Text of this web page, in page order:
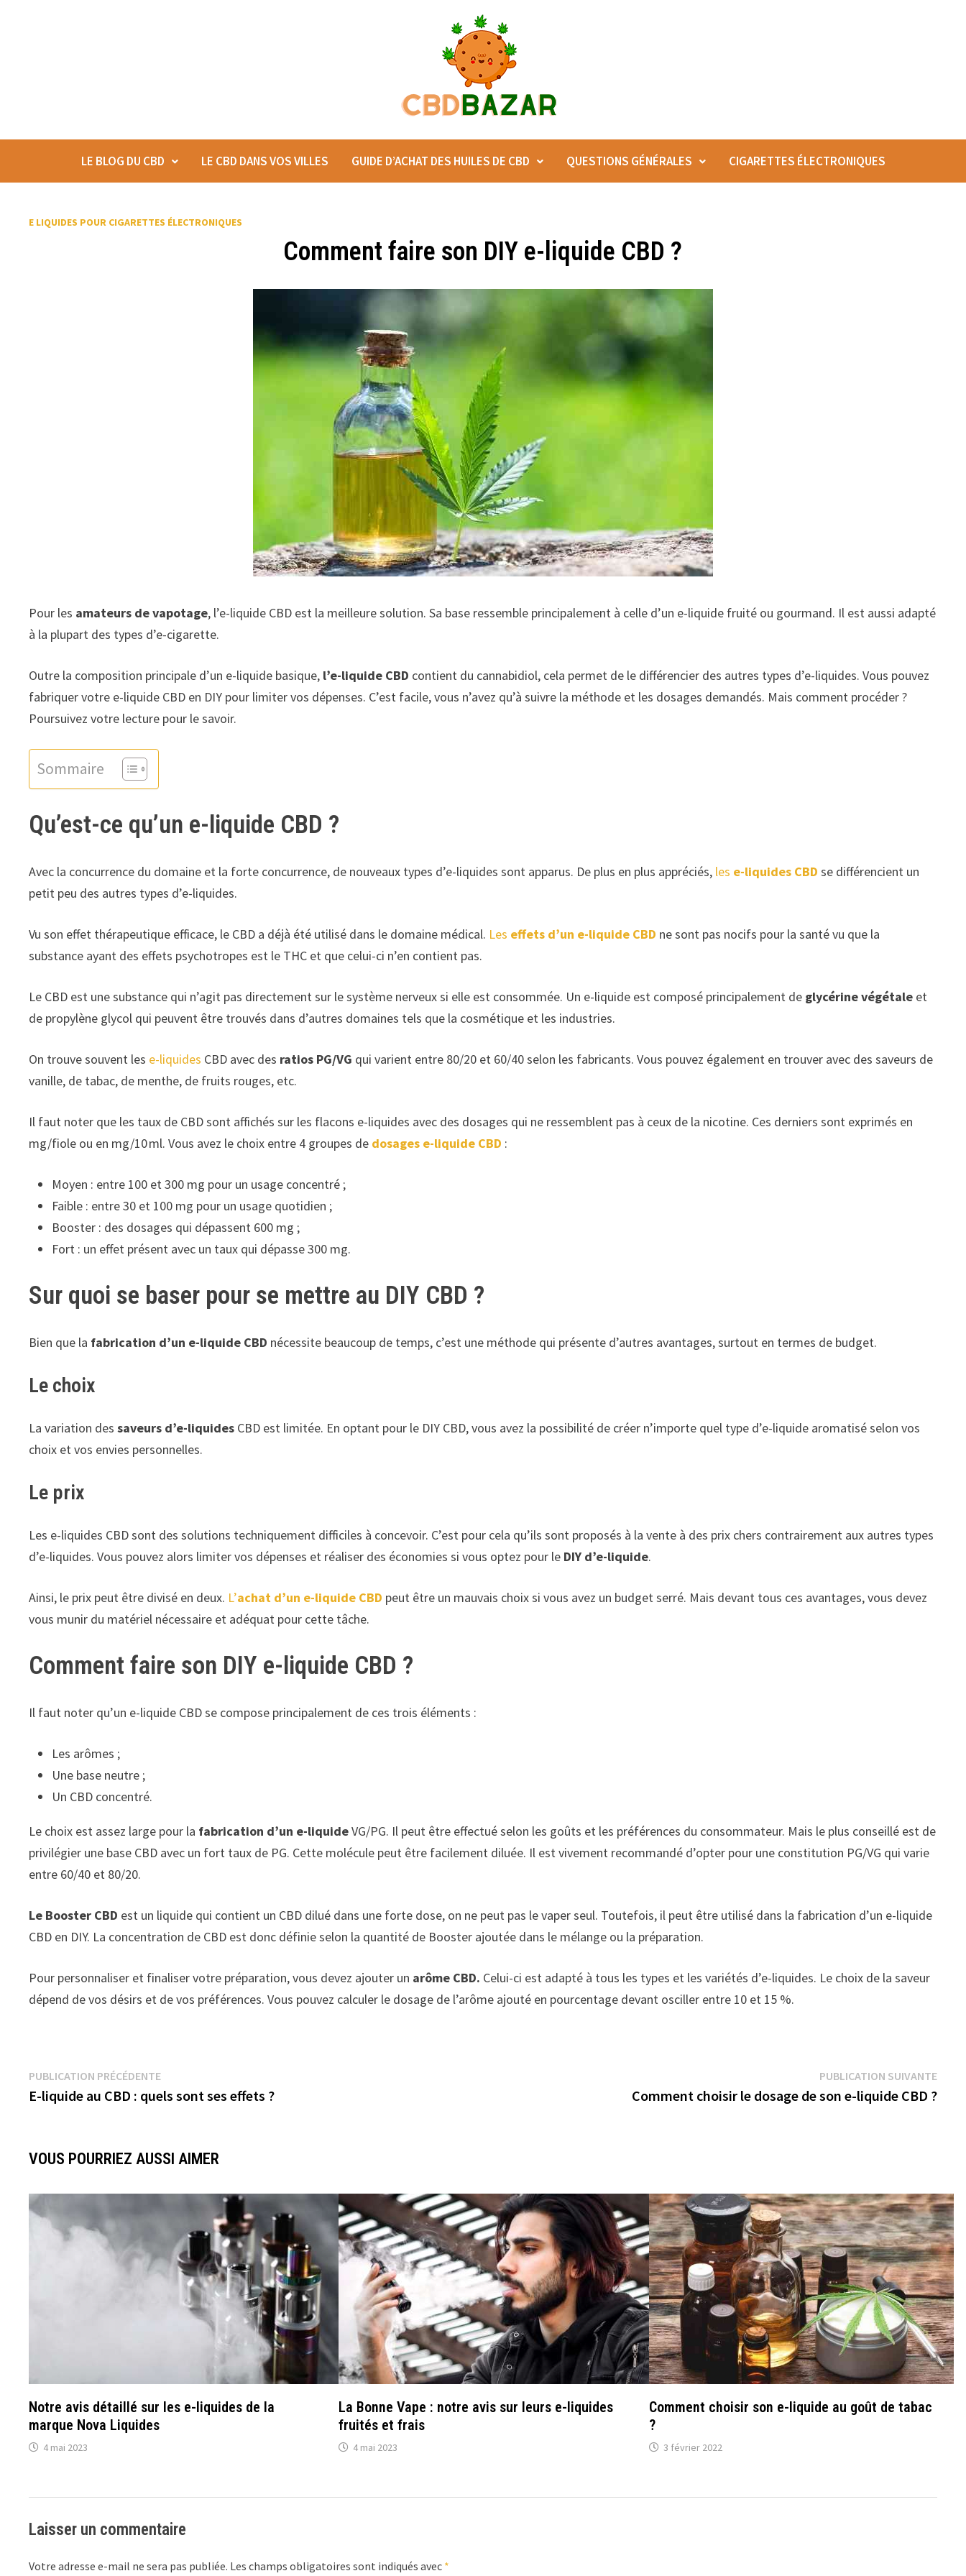
LE BLOG DU CBD LE CBD DANS VOS VILLES GUIDE D’ACHAT DES HUILES DE CBD QUESTIONS GÉNÉRALES CIGARETTES ÉLECTRONIQUES
E LIQUIDES POUR CIGARETTES ÉLECTRONIQUES
Comment faire son DIY e-liquide CBD ?
Pour les amateurs de vapotage, l’e-liquide CBD est la meilleure solution. Sa base ressemble principalement à celle d’un e-liquide fruité ou gourmand. Il est aussi adapté
à la plupart des types d’e-cigarette.
Outre la composition principale d’un e-liquide basique, l’e-liquide CBD contient du cannabidiol, cela permet de le différencier des autres types d’e-liquides. Vous pouvez
fabriquer votre e-liquide CBD en DIY pour limiter vos dépenses. C’est facile, vous n’avez qu’à suivre la méthode et les dosages demandés. Mais comment procéder ?
Poursuivez votre lecture pour le savoir.
Sommaire
Qu’est-ce qu’un e-liquide CBD ?
Avec la concurrence du domaine et la forte concurrence, de nouveaux types d’e-liquides sont apparus. De plus en plus appréciés, les e-liquides CBD se différencient un
petit peu des autres types d’e-liquides.
Vu son effet thérapeutique efficace, le CBD a déjà été utilisé dans le domaine médical. Les effets d’un e-liquide CBD ne sont pas nocifs pour la santé vu que la
substance ayant des effets psychotropes est le THC et que celui-ci n’en contient pas.
Le CBD est une substance qui n’agit pas directement sur le système nerveux si elle est consommée. Un e-liquide est composé principalement de glycérine végétale et
de propylène glycol qui peuvent être trouvés dans d’autres domaines tels que la cosmétique et les industries.
On trouve souvent les e-liquides CBD avec des ratios PG/VG qui varient entre 80/20 et 60/40 selon les fabricants. Vous pouvez également en trouver avec des saveurs de
vanille, de tabac, de menthe, de fruits rouges, etc.
Il faut noter que les taux de CBD sont affichés sur les flacons e-liquides avec des dosages qui ne ressemblent pas à ceux de la nicotine. Ces derniers sont exprimés en
mg/fiole ou en mg/10 ml. Vous avez le choix entre 4 groupes de dosages e-liquide CBD :
Moyen : entre 100 et 300 mg pour un usage concentré ;
Faible : entre 30 et 100 mg pour un usage quotidien ;
Booster : des dosages qui dépassent 600 mg ;
Fort : un effet présent avec un taux qui dépasse 300 mg.
Sur quoi se baser pour se mettre au DIY CBD ?
Bien que la fabrication d’un e-liquide CBD nécessite beaucoup de temps, c’est une méthode qui présente d’autres avantages, surtout en termes de budget.
Le choix
La variation dessaveurs d’e-liquides CBD est limitée. En optant pour le DIY CBD, vous avez la possibilité de créer n’importe quel type d’e-liquide aromatisé selon vos
choix et vos envies personnelles.
Le prix
Les e-liquides CBD sont des solutions techniquement difficiles à concevoir. C’est pour cela qu’ils sont proposés à la vente à des prix chers contrairement aux autres types
d’e-liquides. Vous pouvez alors limiter vos dépenses et réaliser des économies si vous optez pour le DIY d’e-liquide.
Ainsi, le prix peut être divisé en deux. L’achat d’un e-liquide CBD peut être un mauvais choix si vous avez un budget serré. Mais devant tous ces avantages, vous devez
vous munir du matériel nécessaire et adéquat pour cette tâche.
Comment faire son DIY e-liquide CBD ?
Il faut noter qu’un e-liquide CBD se compose principalement de ces trois éléments :
Les arômes ;
Une base neutre ;
Un CBD concentré.
Le choix est assez large pour la fabrication d’un e-liquideVG/PG. Il peut être effectué selon les goûts et les préférences du consommateur. Mais le plus conseillé est de
privilégier une base CBD avec un fort taux de PG. Cette molécule peut être facilement diluée. Il est vivement recommandé d’opter pour une constitution PG/VG qui varie
entre 60/40 et 80/20.
Le Booster CBD est un liquide qui contient un CBD dilué dans une forte dose, on ne peut pas le vaper seul. Toutefois, il peut être utilisé dans la fabrication d’un e-liquide
CBD en DIY. La concentration de CBD est donc définie selon la quantité de Booster ajoutée dans le mélange ou la préparation.
Pour personnaliser et finaliser votre préparation, vous devez ajouter un arôme CBD. Celui-ci est adapté à tous les types et les variétés d’e-liquides. Le choix de la saveur
dépend de vos désirs et de vos préférences. Vous pouvez calculer le dosage de l’arôme ajouté en pourcentage devant osciller entre 10 et 15 %.
PUBLICATION PRÉCÉDENTE
E-liquide au CBD : quels sont ses effets ?
PUBLICATION SUIVANTE
Comment choisir le dosage de son e-liquide CBD ?
VOUS POURRIEZ AUSSI AIMER
Notre avis détaillé sur les e-liquides de la
marque Nova Liquides
4 mai 2023
La Bonne Vape : notre avis sur leurs e-liquides
fruités et frais
4 mai 2023
Comment choisir son e-liquide au goût de tabac
?
3 février 2022
Laisser un commentaire
Votre adresse e-mail ne sera pas publiée. Les champs obligatoires sont indiqués avec *